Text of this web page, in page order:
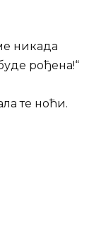
никада
рођена!“
те ноћи.